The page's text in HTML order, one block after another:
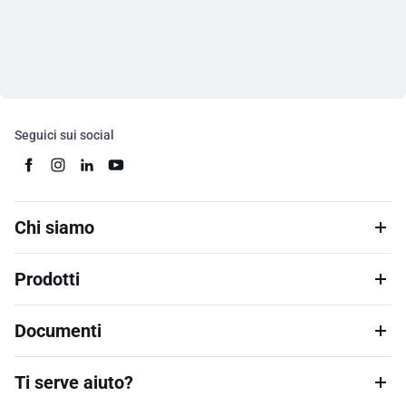
Seguici sui social
Chi siamo
Prodotti
Documenti
Ti serve aiuto?